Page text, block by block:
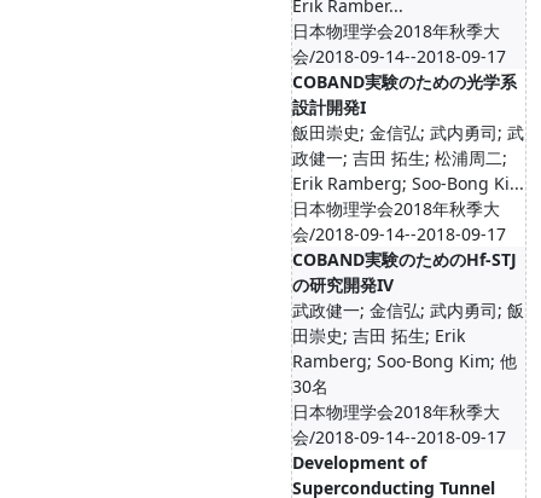
Erik Ramber...
日本物理学会2018年秋季大
会/2018-09-14--2018-09-17
COBAND実験のための光学系
設計開発I
飯⽥崇史; ⾦信弘; 武内勇司; 武
政健⼀; 吉田 拓生; 松浦周二;
Erik Ramberg; Soo-Bong Ki...
日本物理学会2018年秋季大
会/2018-09-14--2018-09-17
COBAND実験のためのHf-STJ
の研究開発IV
武政健⼀; ⾦信弘; 武内勇司; 飯
⽥崇史; 吉田 拓生; Erik
Ramberg; Soo-Bong Kim; 他
30名
日本物理学会2018年秋季大
会/2018-09-14--2018-09-17
Development of
Superconducting Tunnel